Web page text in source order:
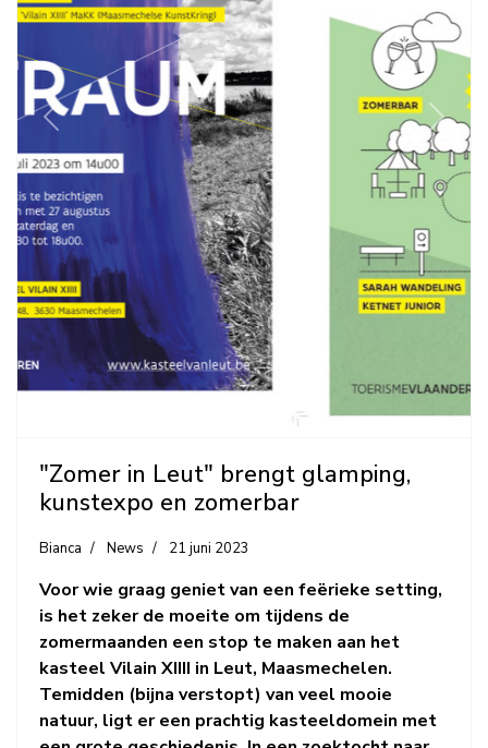
Previous Next
"Zomer in Leut" brengt glamping,
kunstexpo en zomerbar
Bianca News 21 juni 2023
Voor wie graag geniet van een feërieke setting,
is het zeker de moeite om tijdens de
zomermaanden een stop te maken aan het
kasteel Vilain XIIII in Leut, Maasmechelen.
Temidden (bijna verstopt) van veel mooie
natuur, ligt er een prachtig kasteeldomein met